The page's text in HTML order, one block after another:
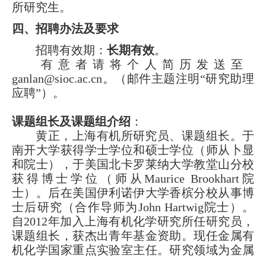
所研究生。
四、 招聘办法及要求
招聘有效期： 长期有效。
有意者请将个人简历发送至
ganlan@sioc.ac.cn。（邮件主题注明“研究助理
应聘”）。
课题组长及课题组介绍 ：
黄正，上海有机所研究员、课题组长。于
南开大学获得学士学位和硕士学位（师从卜显
和院士），于美国北卡罗莱纳大学教堂山分校
获得博士学位（师从Maurice Brookhart院
士）。后在美国伊利诺伊大学香槟分校从事博
士后研究（合作导师为John Hartwig院士）。
自2012年加入上海有机化学研究所任研究员，
课题组长，获杰出青年基金资助。现任金属有
机化学国家重点实验室主任。研究领域为金属